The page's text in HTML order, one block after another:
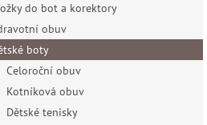
do bot a korektory
obuv
boty
Celoroční obuv
Kotníková obuv
Dětské tenisky